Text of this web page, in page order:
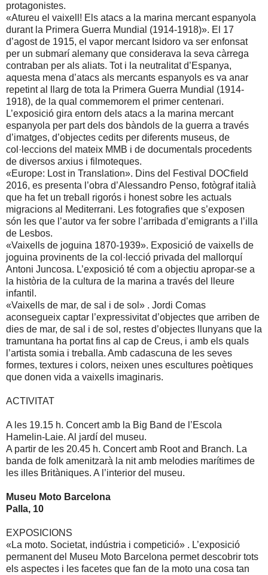
protagonistes.
«Atureu el vaixell! Els atacs a la marina mercant espanyola
durant la Primera Guerra Mundial (1914-1918)». El 17
d’agost de 1915, el vapor mercant Isidoro va ser enfonsat
per un submarí alemany que considerava la seva càrrega
contraban per als aliats. Tot i la neutralitat d’Espanya,
aquesta mena d’atacs als mercants espanyols es va anar
repetint al llarg de tota la Primera Guerra Mundial (1914-
1918), de la qual commemorem el primer centenari.
L’exposició gira entorn dels atacs a la marina mercant
espanyola per part dels dos bàndols de la guerra a través
d’imatges, d’objectes cedits per diferents museus, de
col·leccions del mateix MMB i de documentals procedents
de diversos arxius i filmoteques.
«Europe: Lost in Translation». Dins del Festival DOCfield
2016, es presenta l’obra d’Alessandro Penso, fotògraf italià
que ha fet un treball rigorós i honest sobre les actuals
migracions al Mediterrani. Les fotografies que s’exposen
són les que l’autor va fer sobre l’arribada d’emigrants a l’illa
de Lesbos.
«Vaixells de joguina 1870-1939». Exposició de vaixells de
joguina provinents de la col·lecció privada del mallorquí
Antoni Juncosa. L’exposició té com a objectiu apropar-se a
la història de la cultura de la marina a través del lleure
infantil.
«Vaixells de mar, de sal i de sol» . Jordi Comas
aconsegueix captar l’expressivitat d’objectes que arriben de
dies de mar, de sal i de sol, restes d’objectes llunyans que la
tramuntana ha portat fins al cap de Creus, i amb els quals
l’artista somia i treballa. Amb cadascuna de les seves
formes, textures i colors, neixen unes escultures poètiques
que donen vida a vaixells imaginaris.
ACTIVITAT
A les 19.15 h. Concert amb la Big Band de l’Escola
Hamelin-Laie. Al jardí del museu.
A partir de les 20.45 h. Concert amb Root and Branch. La
banda de folk amenitzarà la nit amb melodies marítimes de
les illes Britàniques. A l’interior del museu.
Museu Moto Barcelona
Palla, 10
EXPOSICIONS
«La moto. Societat, indústria i competició» . L’exposició
permanent del Museu Moto Barcelona permet descobrir tots
els aspectes i les facetes que fan de la moto una cosa tan